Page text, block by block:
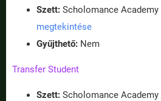
Szett: Scholomance Academy
megtekintése
Gyűjthető: Nem
Transfer Student
Szett: Scholomance Academy